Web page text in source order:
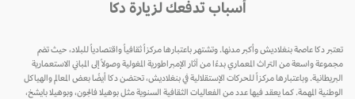
أسباب تدفعك لزيارة دكا
تعتبر دكا عاصمة بنغلاديش وأكبر مدنها. وتشتهر باعتبارها مركزاً ثقافياً واقتصادياً للبلاد، حيث تضم
مجموعة واسعة من التراث المعماري بدءًا من آثار الإمبراطورية المغولية وصولاً إلى المباني الاستعمارية
البريطانية. وباعتبارها مركزاً للحركات الإستقلالية في بنغلاديش، تحتضن دكا أيضًا بعض المعالم والهياكل
الوطنية المهمة. كما يعقد فيها عدد من الفعاليات الثقافية السنوية مثل بوهيلا فالجون، وبوهيلا بايشخ،